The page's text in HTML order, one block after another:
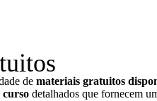
de materiais gratuitos
curso detalhados que fornecem